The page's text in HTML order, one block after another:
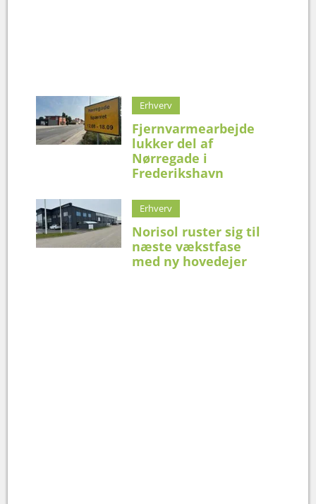
Erhverv
Fjernvarmearbejde
lukker del af
Nørregade i
Frederikshavn
Erhverv
Norisol ruster sig til
næste vækstfase
med ny hovedejer